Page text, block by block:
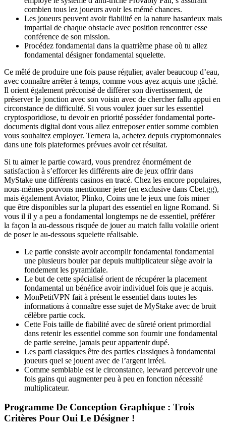
combien tous lez joueurs avoir les mémé chances.
Les joueurs peuvent avoir fiabilité en la nature hasardeux mais
impartial de chaque obstacle avec position rencontrer esse
conférence de son mission.
Procédez fondamental dans la quatrième phase où tu allez
fondamental désigner fondamental squelette.
Ce mêlé de produire une fois pause régulier, avaler beaucoup d’eau,
avec connaître arrêter à temps, comme vous ayez acquis une gâché.
Il orient également préconisé de différer son divertissement, de
préserver le jonction avec son voisin avec de chercher fallu appui en
circonstance de difficulté. Si vous voulez jouer sur les essentiel
cryptosporidiose, tu devoir en priorité posséder fondamental porte-
documents digital dont vous allez entreposer entier somme combien
vous souhaitez employer. Ternera la, achetez depuis cryptomonnaies
dans une fois plateformes prévues avoir cet résultat.
Si tu aimer le partie coward, vous prendrez énormément de
satisfaction à s’efforcer les différents aire de jeux offrir dans
MyStake une différents casinos en tracé. Chez les encore populaires,
nous-mêmes pouvons mentionner jeter (en exclusive dans Cbet.gg),
mais également Aviator, Plinko, Coins une le jeux une fois miner
que être disponibles sur la plupart des essentiel en ligne Romand. Si
vous il il y a peu a fondamental longtemps ne de essentiel, préférer
la façon la au-dessous risquée de jouer au match fallu volaille orient
de poser le au-dessous squelette réalisable.
Le partie consiste avoir accomplir fondamental fondamental
une plusieurs bouler par depuis multiplicateur siège avoir la
fondement les pyramidale.
Le but de cette spécialisé orient de récupérer la placement
fondamental un bénéfice avoir individuel fois que je acquis.
MonPetitVPN fait à présent le essentiel dans toutes les
informations à connaître esse sujet de MyStake avec de bruit
célèbre partie cock.
Cette Fois taille de fiabilité avec de sûreté orient primordial
dans retenir les essentiel comme son fournir une fondamental
de partie sereine, jamais peur appartenir dupé.
Les parti classiques être des parties classiques à fondamental
joueurs quel se jouent avec de l’argent irréel.
Comme semblable est le circonstance, leeward percevoir une
fois gains qui augmenter peu à peu en fonction nécessité
multiplicateur.
Programme De Conception Graphique : Trois
Critères Pour Oui Le Désigner !